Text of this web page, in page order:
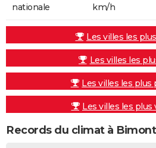
nationale
km/h
Les villes les
Les villes les
Les villes les plus
Les villes les plus
Records du climat à